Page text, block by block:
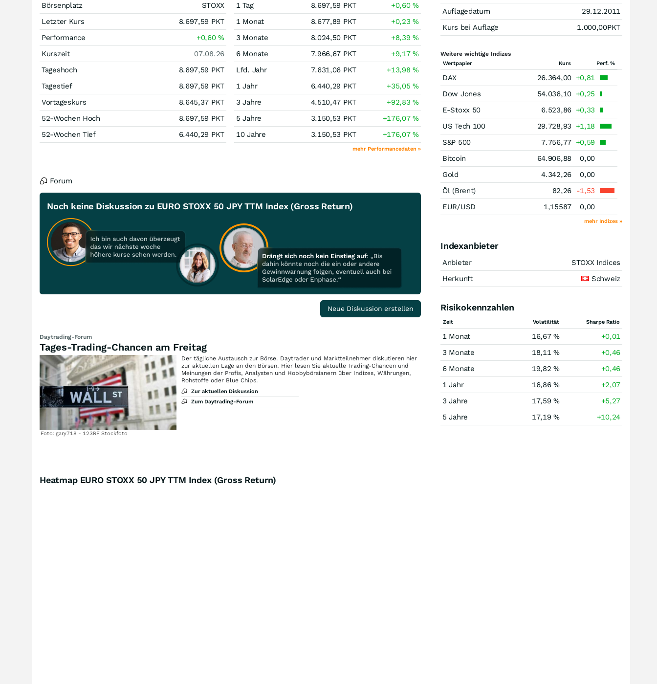
Börsenplatz
STOXX
Letzter Kurs
8.697,59 PKT
Performance
+0,60%
Kurszeit
07.08.26
Tageshoch
8.697,59 PKT
Tagestief
8.697,59 PKT
Vortageskurs
8.645,37 PKT
52-Wochen Hoch
8.697,59 PKT
52-Wochen Tief
6.440,29 PKT
1 Tag 8.697,59 PKT +0,60%
1 Monat
8.677,89 PKT +0,23%
3 Monate
8.024,50 PKT +8,39%
6 Monate
7.966,67 PKT +9,17%
Lfd. Jahr
7.631,06 PKT +13,98%
1 Jahr
6.440,29 PKT +35,05%
3 Jahre
4.510,47 PKT +92,83%
5 Jahre
3.150,53 PKT +176,07%
10 Jahre
3.150,53 PKT +176,07%
mehr Performancedaten »
Forum
Noch keine Diskussion zu EURO STOXX 50 JPY TTM Index (Gross Return)
Neue Diskussion erstellen
Daytrading-Forum
Tages-Trading-Chancen am Freitag
Foto: gary718 - 123RF Stockfoto
Der tägliche Austausch zur Börse. Daytrader und Marktteilnehmer diskutieren hier
zur aktuellen Lage an den Börsen. Hier lesen Sie aktuelle Trading-Chancen und
Meinungen der Profis, Analysten und Hobbybörsianern über Indizes, Währungen,
Rohstoffe oder Blue Chips.
Zur aktuellen Diskussion
Zum Daytrading-Forum
Auflagedatum
29.12.2011
Kurs bei Auflage
1.000,00PKT
Weitere wichtige Indizes
Wertpapier Kurs Perf. %
DAX 26.364,00 +0,81
Dow Jones
54.036,10 +0,25
E-Stoxx 50
6.523,86 +0,33
US Tech 100
29.728,93
+1,18
S&P 500
7.756,77 +0,59
Bitcoin
64.906,88
0,00
Gold
4.342,26
0,00
Öl (Brent)
82,26
-1,53
EUR/USD
1,15587 0,00
mehr Indizes »
Indexanbieter
Anbieter
STOXX Indices
Herkunft
Schweiz
Risikokennzahlen
Zeit Volatilität Sharpe Ratio
1 Monat 16,67 %
+0,01
3 Monate
18,11 %
+0,46
6 Monate
19,82 %
+0,46
1 Jahr
16,86 %
+2,07
3 Jahre
17,59 %
+5,27
5 Jahre
17,19 % +10,24
Heatmap EURO STOXX 50 JPY TTM Index (Gross Return)